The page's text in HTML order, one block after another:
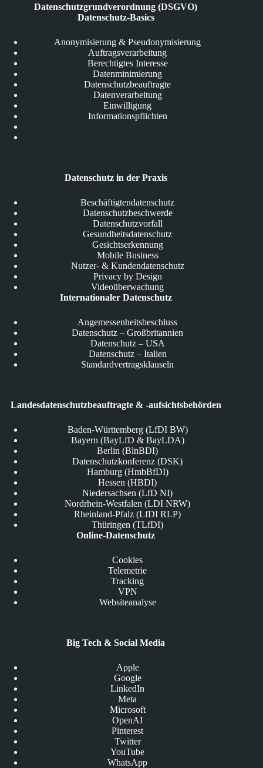
Datenschutzgrundverordnung (DSGVO)
Datenschutz-Basics
Anonymisierung & Pseudonymisierung
Auftragsverarbeitung
Berechtigtes Interesse
Datenminimierung
Datenschutzbeauftragte
Datenverarbeitung
Einwilligung
Informationspflichten
Datenschutz in der Praxis
Beschäftigtendatenschutz
Datenschutzbeschwerde
Datenschutzvorfall
Gesundheitsdatenschutz
Gesichtserkennung
Mobile Business
Nutzer- & Kundendatenschutz
Privacy by Design
Videoüberwachung
Internationaler Datenschutz
Angemessenheitsbeschluss
Datenschutz – Großbritannien
Datenschutz – USA
Datenschutz – Italien
Standardvertragsklauseln
Landesdatenschutzbeauftragte & -aufsichtsbehörden
Baden-Württemberg (LfDI BW)
Bayern (BayLfD & BayLDA)
Berlin (BlnBDI)
Datenschutzkonferenz (DSK)
Hamburg (HmbBfDI)
Hessen (HBDI)
Niedersachsen (LfD NI)
Nordrhein-Westfalen (LDI NRW)
Rheinland-Pfalz (LfDI RLP)
Thüringen (TLfDI)
Online-Datenschutz
Cookies
Telemetrie
Tracking
VPN
Websiteanalyse
Big Tech & Social Media
Apple
Google
LinkedIn
Meta
Microsoft
OpenAI
Pinterest
Twitter
YouTube
WhatsApp